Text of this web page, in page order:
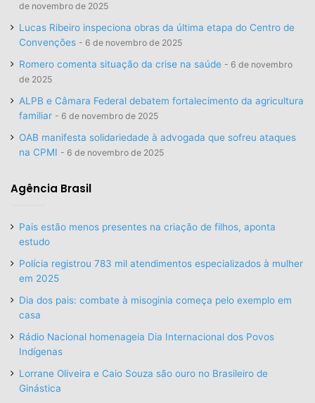
de novembro de 2025
Lucas Ribeiro inspeciona obras da última etapa do Centro de
Convenções
6 de novembro de 2025
Romero comenta situação da crise na saúde
6 de novembro
de 2025
ALPB e Câmara Federal debatem fortalecimento da agricultura
familiar
6 de novembro de 2025
OAB manifesta solidariedade à advogada que sofreu ataques
na CPMI
6 de novembro de 2025
Agência Brasil
Pais estão menos presentes na criação de filhos, aponta
estudo
Polícia registrou 783 mil atendimentos especializados à mulher
em 2025
Dia dos pais: combate à misoginia começa pelo exemplo em
casa
Rádio Nacional homenageia Dia Internacional dos Povos
Indígenas
Lorrane Oliveira e Caio Souza são ouro no Brasileiro de
Ginástica